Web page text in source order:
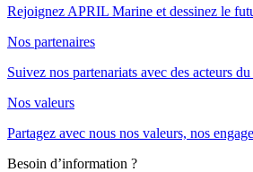
Rejoignez APRIL Marine et dessinez le
Nos partenaires
Suivez nos partenariats avec des acteurs
Nos valeurs
Partagez avec nous nos valeurs, nos
Besoin d’information ?